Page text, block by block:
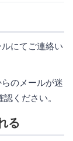
にてご連絡い
のメールが迷
ください。
る